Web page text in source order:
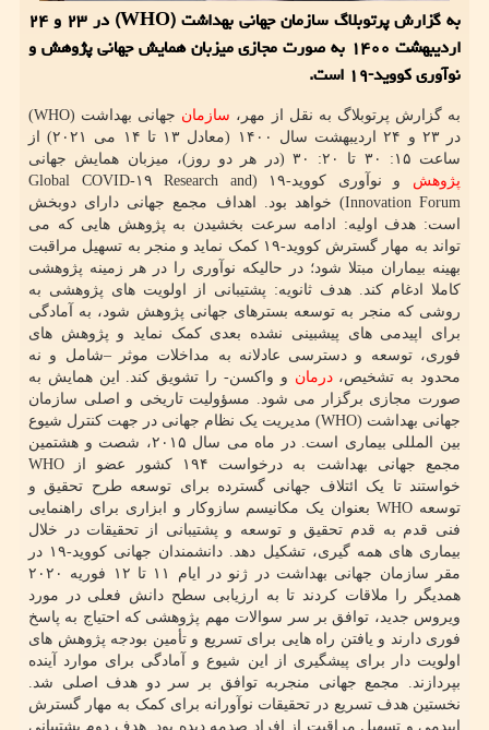
به گزارش پرتوبلاگ سازمان جهانی بهداشت (WHO) در ۲۳ و ۲۴
اردیبهشت ۱۴۰۰ به صورت مجازی میزبان همایش جهانی پژوهش و
نوآوری کووید-۱۹ است.
به گزارش پرتوبلاگ به نقل از مهر، سازمان
جهانی بهداشت (WHO)
در ۲۳ و ۲۴ اردیبهشت سال ۱۴۰۰ (معادل ۱۳ تا ۱۴ می ۲۰۲۱) از
ساعت ۱۵: ۳۰ تا ۲۰: ۳۰ (در هر دو روز)، میزبان همایش جهانی
پژوهش
و نوآوری کووید-۱۹ (Global COVID-۱۹ Research and
Innovation Forum) خواهد بود. اهداف مجمع جهانی دارای دوبخش
است: هدف اولیه: ادامه سرعت بخشیدن به پژوهش هایی که می
تواند به مهار گسترش کووید-۱۹ کمک نماید و منجر به تسهیل مراقبت
بهینه بیماران مبتلا شود؛ در حالیکه نوآوری را در هر زمینه پژوهشی
کاملا ادغام کند. هدف ثانویه: پشتیبانی از اولویت های پژوهشی به
روشی که منجر به توسعه بسترهای جهانی پژوهش شود، به آمادگی
برای اپیدمی های پیشبینی نشده بعدی کمک نماید و پژوهش های
فوری، توسعه و دسترسی عادلانه به مداخلات موثر –شامل و نه
محدود به تشخیص،درمان و واکسن- را تشویق کند. این همایش به
صورت مجازی برگزار می شود. مسؤولیت تاریخی و اصلی سازمان
جهانی بهداشت (WHO) مدیریت یک نظام جهانی در جهت کنترل شیوع
بین المللی بیماری است. در ماه می سال ۲۰۱۵، شصت و هشتمین
مجمع جهانی بهداشت به درخواست ۱۹۴ کشور عضو از WHO
خواستند تا یک ائتلاف جهانی گسترده برای توسعه طرح تحقیق و
توسعه WHO بعنوان یک مکانیسم سازوکار و ابزاری برای راهنمایی
فنی قدم به قدم تحقیق و توسعه و پشتیبانی از تحقیقات در خلال
بیماری های همه گیری، تشکیل دهد. دانشمندان جهانی کووید-۱۹ در
مقر سازمان جهانی بهداشت در ژنو در ایام ۱۱ تا ۱۲ فوریه ۲۰۲۰
همدیگر را ملاقات کردند تا به ارزیابی سطح دانش فعلی در مورد
ویروس جدید، توافق بر سر سوالات مهم پژوهشی که احتیاج به پاسخ
فوری دارند و یافتن راه هایی برای تسریع و تأمین بودجه پژوهش های
اولویت دار برای پیشگیری از این شیوع و آمادگی برای موارد آینده
بپردازند. مجمع جهانی منجربه توافق بر سر دو هدف اصلی شد.
نخستین هدف تسریع در تحقیقات نوآورانه برای کمک به مهار گسترش
اپیدمی و تسهیل مراقبت از افراد صدمه دیده بود. هدف دوم پشتیبانی